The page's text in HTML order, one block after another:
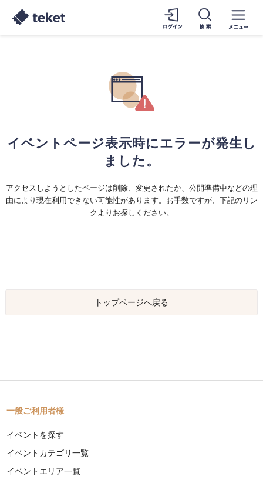
イベントページ表示時にエラーが発生し
ました。
アクセスしようとしたページは削除、変更されたか、公開準備中などの理
由により現在利用できない可能性があります。お手数ですが、下記のリン
クよりお探しください。
トップページへ戻る
一般ご利用者様
イベントを探す
イベントカテゴリ一覧
イベントエリア一覧